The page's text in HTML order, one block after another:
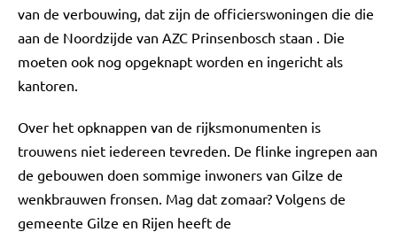
van de verbouwing, dat zijn de officierswoningen die die
aan de Noordzijde van AZC Prinsenbosch staan . Die
moeten ook nog opgeknapt worden en ingericht als
kantoren.
Over het opknappen van de rijksmonumenten is
trouwens niet iedereen tevreden. De flinke ingrepen aan
de gebouwen doen sommige inwoners van Gilze de
wenkbrauwen fronsen. Mag dat zomaar? Volgens de
gemeente Gilze en Rijen heeft de